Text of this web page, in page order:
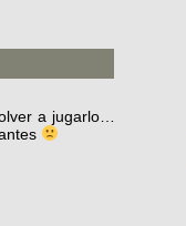
a jugarlo…